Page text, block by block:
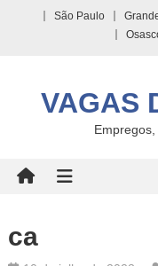
São Paulo
VAGAS
ca